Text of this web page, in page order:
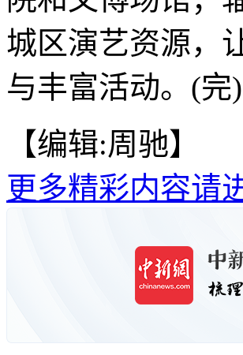
城区演艺资源，
与丰富活动。(完)
【编辑:周驰】
更多精彩内容请